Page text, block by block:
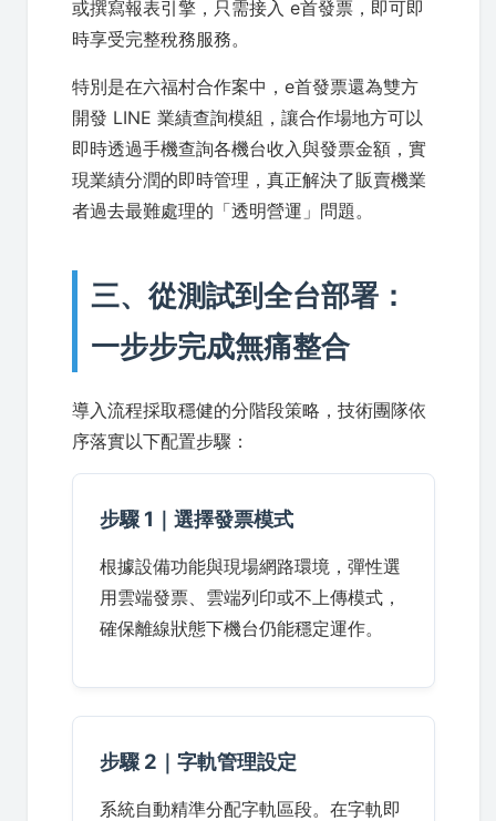
或撰寫報表引擎，只需接入 e首發票，即可即
時享受完整稅務服務。
特別是在六福村合作案中，e首發票還為雙方
開發 LINE 業績查詢模組，讓合作場地方可以
即時透過手機查詢各機台收入與發票金額，實
現業績分潤的即時管理，真正解決了販賣機業
者過去最難處理的「透明營運」問題。
三、從測試到全台部署：
一步步完成無痛整合
導入流程採取穩健的分階段策略，技術團隊依
序落實以下配置步驟：
步驟 1｜選擇發票模式
根據設備功能與現場網路環境，彈性選
用雲端發票、雲端列印或不上傳模式，
確保離線狀態下機台仍能穩定運作。
步驟 2｜字軌管理設定
系統自動精準分配字軌區段。在字軌即